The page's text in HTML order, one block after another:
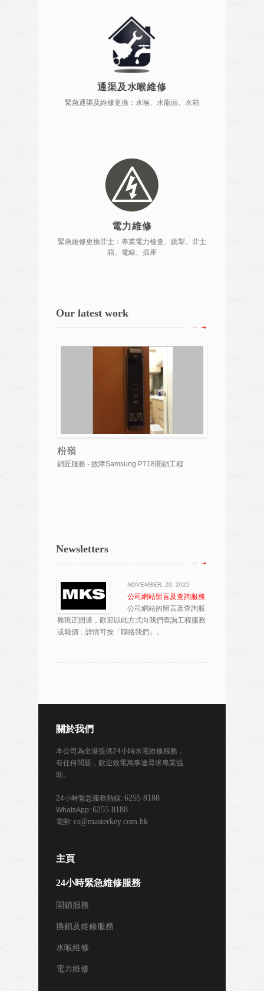
通渠及水喉維修
緊急通渠及維修更換：水喉、水龍頭、水箱
電力維修
緊急維修更換菲士：專業電力檢查、跳掣、菲士
箱、電線、插座
Our latest work
粉嶺
鎖匠服務 - 故障Samsung P718開鎖工程
Newsletters
NOVEMBER, 20, 2022
公司網站留言及查詢服務
公司網站的留言及查詢服
務現正開通，歡迎以此方式向我們查詢工程服務
或報價，詳情可按「聯絡我們」。
關於我們
本公司為全港提供24小時水電維修服務，
有任何問題，歡迎致電萬事達尋求專業協
助。
24小時緊急服務熱線: 6255 8188
WhatsApp: 6255 8188
電郵: cs@masterkey.com.hk
主頁
24小時緊急維修服務
開鎖服務
換鎖及維修服務
水喉維修
電力維修